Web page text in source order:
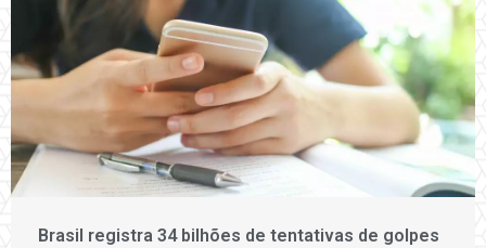
Brasil registra 34 bilhões de tentativas de golpes